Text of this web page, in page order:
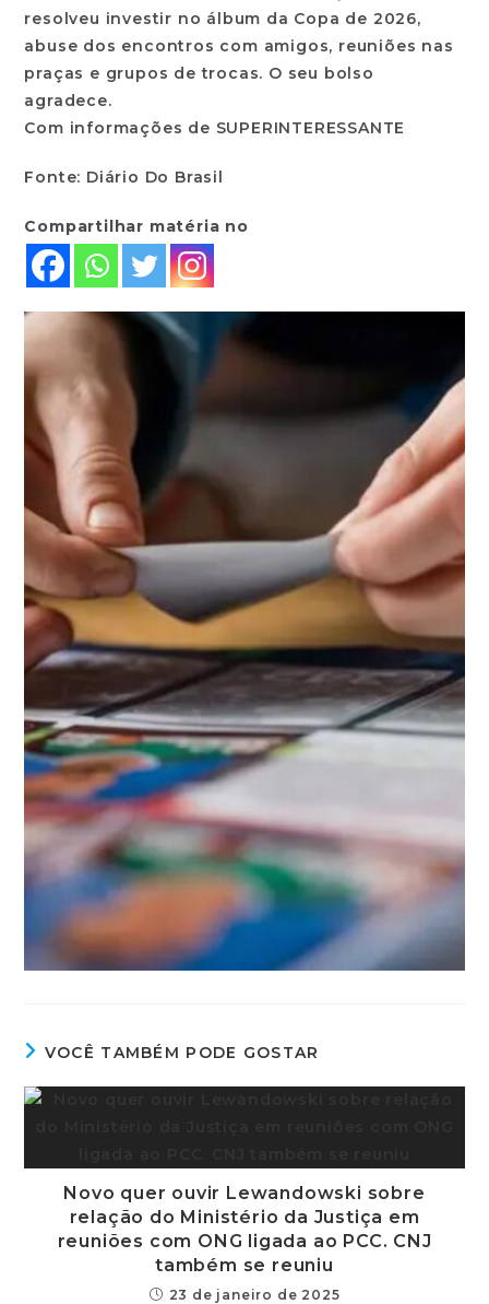
resolveu investir no álbum da Copa de 2026,
abuse dos encontros com amigos, reuniões nas
praças e grupos de trocas. O seu bolso
agradece.
Com informações de SUPERINTERESSANTE
Fonte: Diário Do Brasil
Compartilhar matéria no
VOCÊ TAMBÉM PODE GOSTAR
Novo quer ouvir Lewandowski sobre
relação do Ministério da Justiça em
reuniões com ONG ligada ao PCC. CNJ
também se reuniu
23 de janeiro de 2025